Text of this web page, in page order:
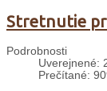
Stretnutie
Podrobnosti
Uverejnené:
Prečítané: